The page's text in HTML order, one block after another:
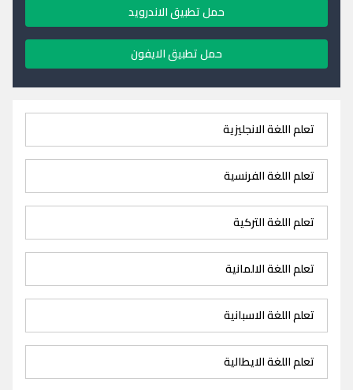
حمل تطبيق الاندرويد
حمل تطبيق الايفون
تعلم اللغة الانجليزية
تعلم اللغة الفرنسية
تعلم اللغة التركية
تعلم اللغة الالمانية
تعلم اللغة الاسبانية
تعلم اللغة الايطالية